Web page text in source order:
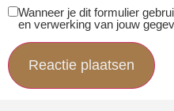
Wanneer je dit formulier
en verwerking van jouw